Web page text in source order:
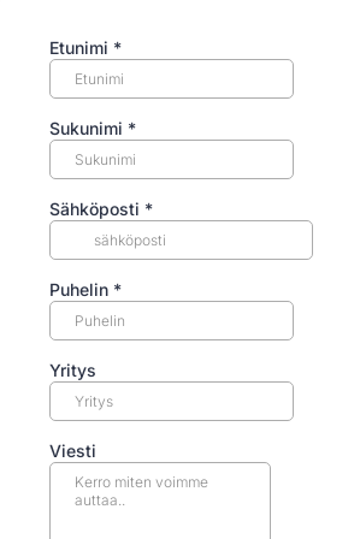
Etunimi *
Sukunimi *
Sähköposti *
Puhelin *
Yritys
Viesti